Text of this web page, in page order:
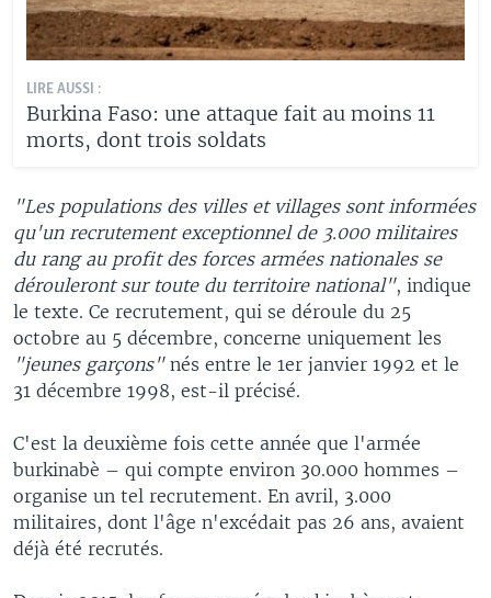
LIRE AUSSI :
Burkina Faso: une attaque fait au moins 11
morts, dont trois soldats
"Les populations des villes et villages sont informées
qu'un recrutement exceptionnel de 3.000 militaires
du rang au profit des forces armées nationales se
dérouleront sur toute du territoire national", indique
le texte. Ce recrutement, qui se déroule du 25
octobre au 5 décembre, concerne uniquement les
"jeunes garçons" nés entre le 1er janvier 1992 et le
31 décembre 1998, est-il précisé.
C'est la deuxième fois cette année que l'armée
burkinabè – qui compte environ 30.000 hommes –
organise un tel recrutement. En avril, 3.000
militaires, dont l'âge n'excédait pas 26 ans, avaient
déjà été recrutés.